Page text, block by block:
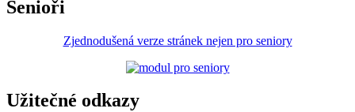
Senioři
Zjednodušená verze stránek nejen pro seniory
Užitečné odkazy